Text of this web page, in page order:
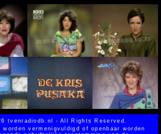
tvenradiodb.nl - All Rights Reserved.
vermenigvuldigd of openbaar worden